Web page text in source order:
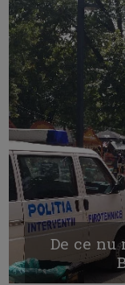
De ce